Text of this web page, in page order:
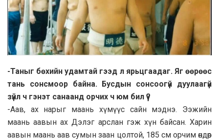
-Таныг бөхийн удамтай гээд л ярьцгаадаг. Яг өөрөөс
тань сонсмоор байна. Бусдын сонсоогүй дуулаагүй
зүйл ч гэнэт санаанд орчих ч юм бил үү?
-Аав, ах нарыг маань хүмүүс сайн мэднэ. Ээжийн
маань аавын ах Дэлэг арслан гэж хүн байсан. Харин
аавын маань аав сумын заан цолтой, 185 см орчим өндөр